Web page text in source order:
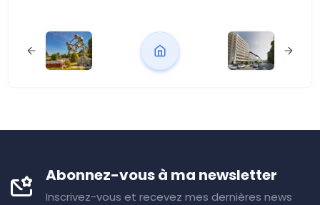
Abonnez-vous à ma newsletter
Inscrivez-vous et recevez mes dernières news